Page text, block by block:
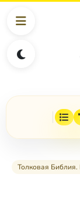
Толковая